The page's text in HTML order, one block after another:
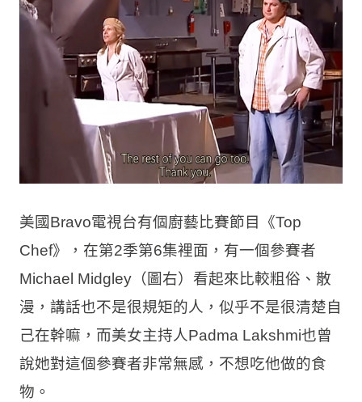
美國Bravo電視台有個廚藝比賽節目《Top
Chef》，在第2季第6集裡面，有一個參賽者
Michael Midgley（圖右）看起來比較粗俗、散
漫，講話也不是很規矩的人，似乎不是很清楚自
己在幹嘛，而美女主持人Padma Lakshmi也曾
說她對這個參賽者非常無感，不想吃他做的食
物。